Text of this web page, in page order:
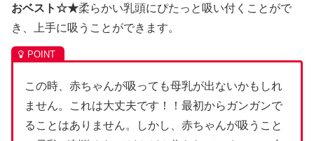
おベスト☆★柔らかい乳頭にぴたっと吸い付くことがで
き、上手に吸うことができます。
この時、赤ちゃんが吸っても母乳が出ないかもしれ
ません。これは大丈夫です！！最初からガンガンで
ることはありません。しかし、赤ちゃんが吸うこと